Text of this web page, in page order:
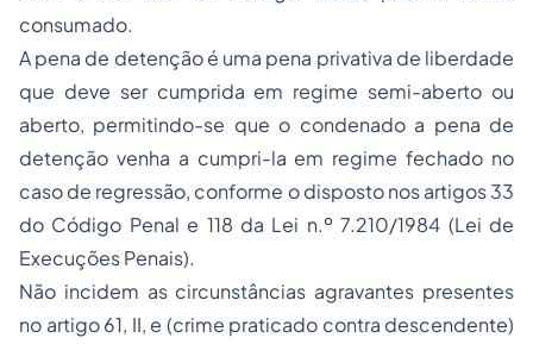
consumado.
A pena de detenção é uma pena privativa de liberdade
que deve ser cumprida em regime semi-aberto ou
aberto, permitindo-se que o condenado a pena de
detenção venha a cumpri-la em regime fechado no
caso de regressão, conforme o disposto nos artigos 33
do Código Penal e 118 da Lei n.º 7.210/1984 (Lei de
Execuções Penais).
Não incidem as circunstâncias agravantes presentes
no artigo 61, II, e (crime praticado contra descendente)